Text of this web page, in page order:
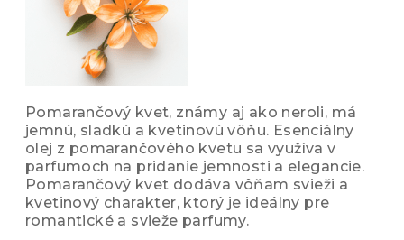
Pomarančový kvet, známy aj ako neroli, má
jemnú, sladkú a kvetinovú vôňu. Esenciálny
olej z pomarančového kvetu sa využíva v
parfumoch na pridanie jemnosti a elegancie.
Pomarančový kvet dodáva vôňam svieži a
kvetinový charakter, ktorý je ideálny pre
romantické a svieže parfumy.